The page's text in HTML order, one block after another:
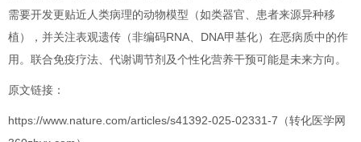
需要开发更贴近人类病理的动物模型（如类器官、患者来源异种移
植），并关注表观遗传（非编码RNA、DNA甲基化）在恶病质中的作
用。联合免疫疗法、代谢调节剂及个性化营养干预可能是未来方向。
原文链接：
https://www.nature.com/articles/s41392-025-02331-7（转化医学网